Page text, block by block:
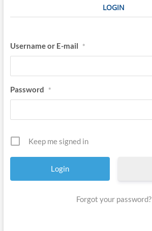
LOGIN
Username or E-mail *
Password *
Keep me signed in
Forgot your password?